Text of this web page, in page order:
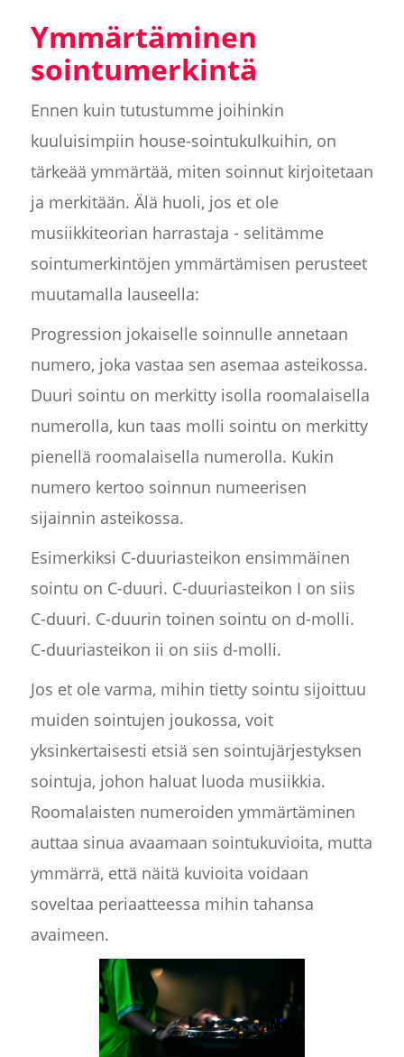
Ymmärtäminen
sointumerkintä
Ennen kuin tutustumme joihinkin
kuuluisimpiin house-sointukulkuihin, on
tärkeää ymmärtää, miten soinnut kirjoitetaan
ja merkitään. Älä huoli, jos et ole
musiikkiteorian harrastaja - selitämme
sointumerkintöjen ymmärtämisen perusteet
muutamalla lauseella:
Progression jokaiselle soinnulle annetaan
numero, joka vastaa sen asemaa asteikossa.
Duuri sointu on merkitty isolla roomalaisella
numerolla, kun taas molli sointu on merkitty
pienellä roomalaisella numerolla. Kukin
numero kertoo soinnun numeerisen
sijainnin asteikossa.
Esimerkiksi C-duuriasteikon ensimmäinen
sointu on C-duuri. C-duuriasteikon I on siis
C-duuri. C-duurin toinen sointu on d-molli.
C-duuriasteikon ii on siis d-molli.
Jos et ole varma, mihin tietty sointu sijoittuu
muiden sointujen joukossa, voit
yksinkertaisesti etsiä sen sointujärjestyksen
sointuja, johon haluat luoda musiikkia.
Roomalaisten numeroiden ymmärtäminen
auttaa sinua avaamaan sointukuvioita, mutta
ymmärrä, että näitä kuvioita voidaan
soveltaa periaatteessa mihin tahansa
avaimeen.